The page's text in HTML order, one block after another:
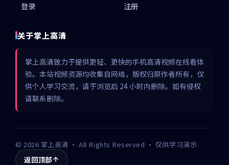
登录 注册
关于掌上高清
掌上高清致力于提供更轻、更快的手机高清视频在线看体
验。本站视频资源均收集自网络，版权归原作者所有，仅
供个人学习交流，请于浏览后 24 小时内删除。如有侵权
请联系删除。
©2026 掌上高清 · All Rights Reserved · 仅供学习演示
返回顶部